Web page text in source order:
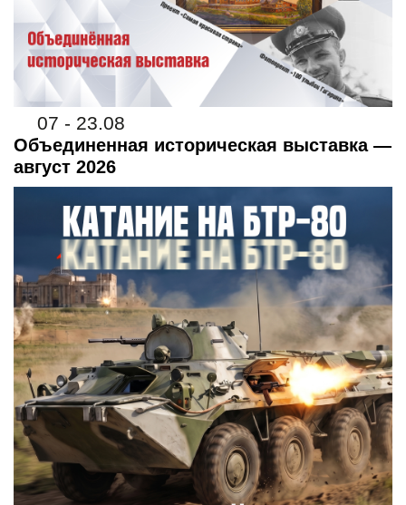
07 - 23.08
Объединенная историческая выставка —
август 2026